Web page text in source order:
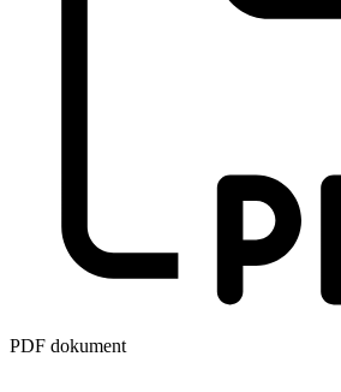
PDF dokument